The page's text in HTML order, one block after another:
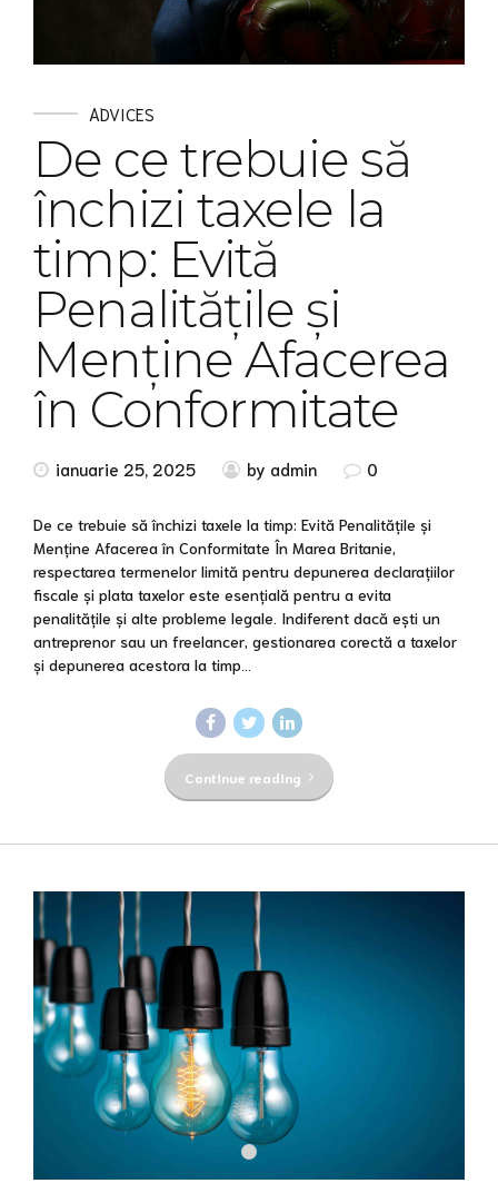
ADVICES
De ce trebuie să
închizi taxele la
timp: Evită
Penalitățile și
Menține Afacerea
în Conformitate
ianuarie 25, 2025 by admin 0
De ce trebuie să închizi taxele la timp: Evită Penalitățile și
Menține Afacerea în Conformitate În Marea Britanie,
respectarea termenelor limită pentru depunerea declarațiilor
fiscale și plata taxelor este esențială pentru a evita
penalitățile și alte probleme legale. Indiferent dacă ești un
antreprenor sau un freelancer, gestionarea corectă a taxelor
și depunerea acestora la timp...
Continue reading